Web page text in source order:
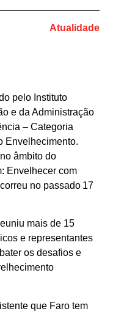
Atualidade
pelo Instituto
e da Administração
– Categoria
Envelhecimento.
âmbito do
Envelhecer com
no passado 17
mais de 15
e representantes
os desafios e
que Faro tem